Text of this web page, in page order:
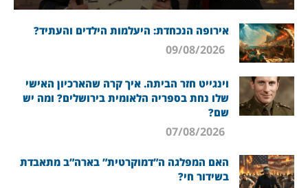
אירופה הנכחדת: היעלמות הילדים והעתיד?
וינגייט חזר הביתה. איך קרה שהארכיון האישי
שלו נחת בספריה הלאומית בירושלים? ומה יש
שם?
האם המפלגה ה”דמוקרטית” בארה”ב מתאבדת
בשידור חי?